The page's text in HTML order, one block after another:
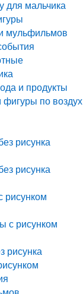
для мальчика
мульфильмов
и продукты
по воздух
рисунка
рисунка
рисунком
с рисунком
рисунка